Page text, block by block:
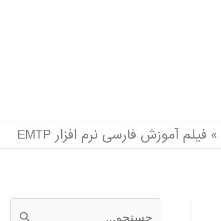
فیلم آموزش فارسی نرم افزار EMTP